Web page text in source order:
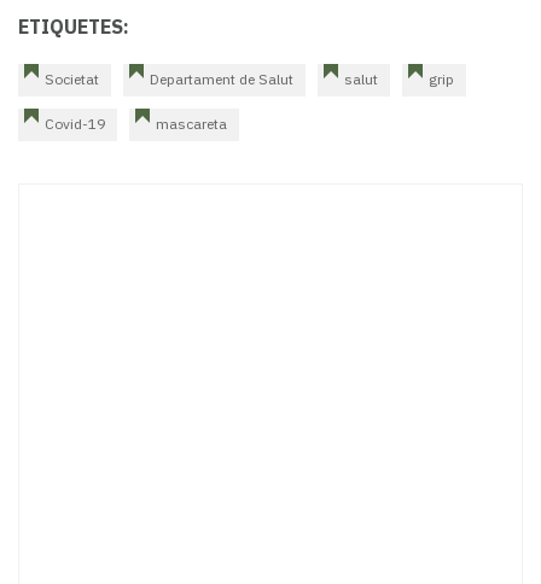
ETIQUETES:
Societat Departament de Salut salut grip
Covid-19 mascareta